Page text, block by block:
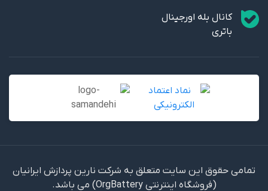
کانال بله اورجینال
باتری
تمامی حقوق این سایت متعلق به شرکت نارین پردازش ایرانیان
(فروشگاه اینترنتی OrgBattery) می باشد.